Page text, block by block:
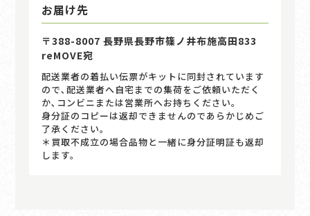
お届け先
〒388-8007 長野県長野市篠ノ井布施高田833
reMOVE宛
配送業者の着払い伝票がキットに同封されています
ので､配送業者へ自宅までの集荷をご依頼いただく
か､コンビニまたは営業所へお持ちください｡
身分証のコピーは返却できませんのであらかじめご
了承ください。
＊買取不成立の場合品物と一緒に身分証明証も返却
します。